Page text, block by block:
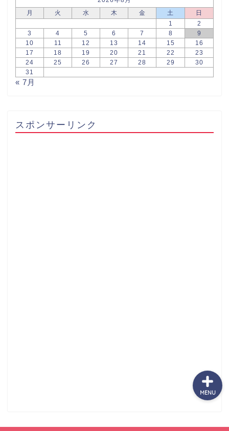
月
火 水 木 金 土
日
1
2
3
4 5 6 7 8
9
10
11 12 13 14 15
16
17
18 19 20 21 22
23
24
25 26 27 28 29
30
31
« 7月
スポンサーリンク
MENU